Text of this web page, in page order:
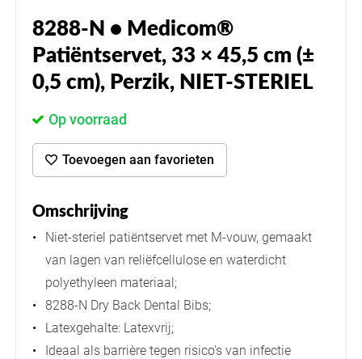
8288-N • Medicom®
Patiëntservet, 33 × 45,5 cm (±
0,5 cm), Perzik, NIET-STERIEL
Op voorraad
Toevoegen aan favorieten
Omschrijving
Niet-steriel patiëntservet met M-vouw, gemaakt
van lagen van reliëfcellulose en waterdicht
polyethyleen materiaal;
8288-N Dry Back Dental Bibs;
Latexgehalte: Latexvrij;
Ideaal als barrière tegen risico's van infectie